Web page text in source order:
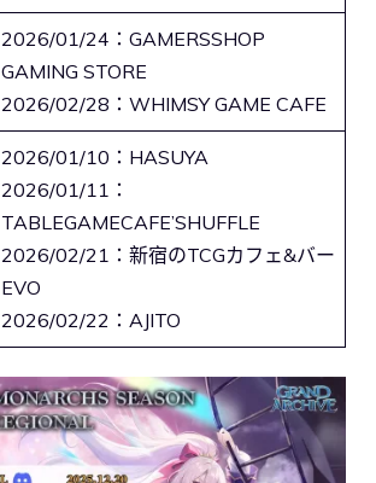
2026/01/24：GAMERSSHOP
GAMING STORE
2026/02/28：WHIMSY GAME CAFE
2026/01/10：HASUYA
2026/01/11：
TABLEGAMECAFE’SHUFFLE
2026/02/21：新宿のTCGカフェ&バー
EVO
2026/02/22：AJITO